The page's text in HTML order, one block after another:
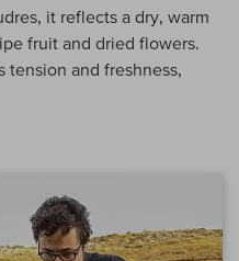
it reflects a dry, warm
fruit and dried flowers.
tension and freshness,